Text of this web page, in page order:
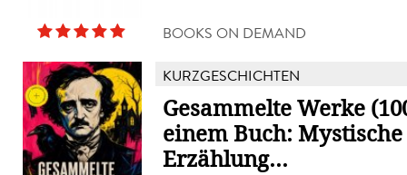
BOOKS ON DEMAND
KURZGESCHICHTEN
Gesammelte Werke
einem Buch: Mystische
Erzählung...